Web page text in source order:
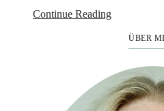
Continue Reading
ÜBER